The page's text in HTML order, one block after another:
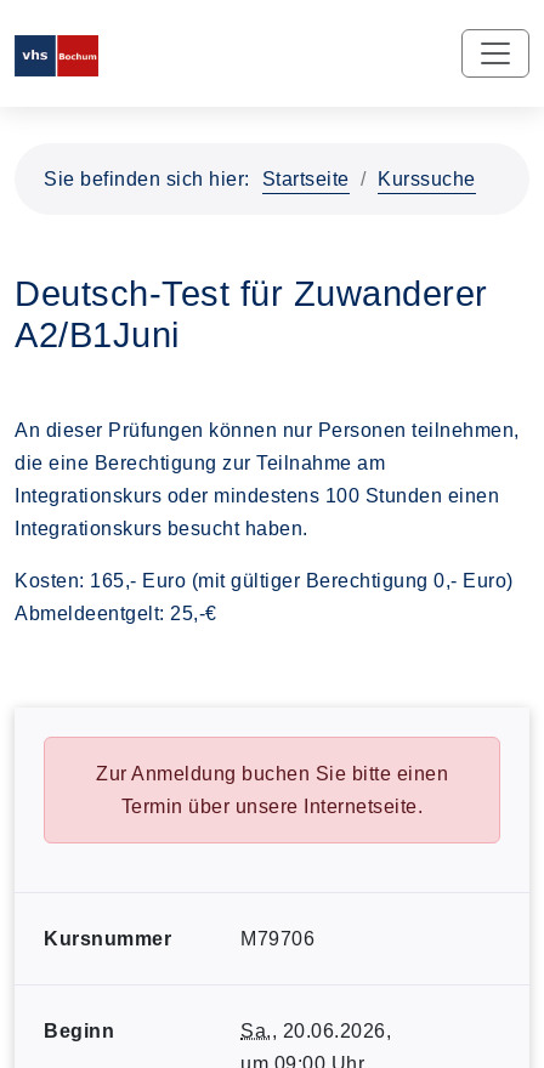
Sie befinden sich hier: Startseite Kurssuche
Deutsch-Test für Zuwanderer
A2/B1Juni
An dieser Prüfungen können nur Personen teilnehmen,
die eine Berechtigung zur Teilnahme am
Integrationskurs oder mindestens 100 Stunden einen
Integrationskurs besucht haben.
Kosten: 165,- Euro (mit gültiger Berechtigung 0,- Euro)
Abmeldeentgelt: 25,-€
Zur Anmeldung buchen Sie bitte einen
Termin über unsere Internetseite.
Kursnummer M79706
Beginn Sa., 20.06.2026,
um 09:00 Uhr